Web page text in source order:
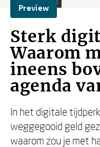
Preview
Sterk
Waarom
ineens
agenda
In het digitale
weggegooid geld
waarom zou je met